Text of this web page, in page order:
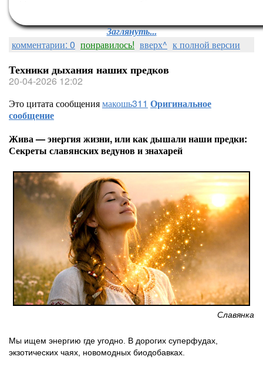
Заглянуть...
комментарии: 0 понравилось! вверх^ к полной версии
Техники дыхания наших предков
20-04-2026 12:02
Это цитата сообщениямакошь311 Оригинальное
сообщение
Жива — энергия жизни, или как дышали наши предки:
Секреты славянских ведунов и знахарей
Славянка
Мы ищем энергию где угодно. В дорогих суперфудах,
экзотических чаях, новомодных биодобавках.